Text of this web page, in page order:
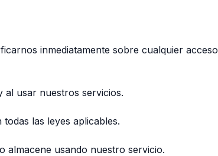
inmediatamente sobre cualquier acceso
usar nuestros servicios.
las leyes aplicables.
almacene usando nuestro servicio.